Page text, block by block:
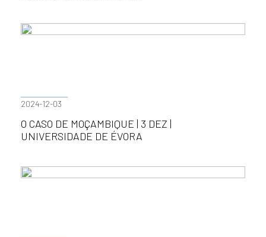
2024-12-03
O CASO DE MOÇAMBIQUE | 3 DEZ |
UNIVERSIDADE DE ÉVORA